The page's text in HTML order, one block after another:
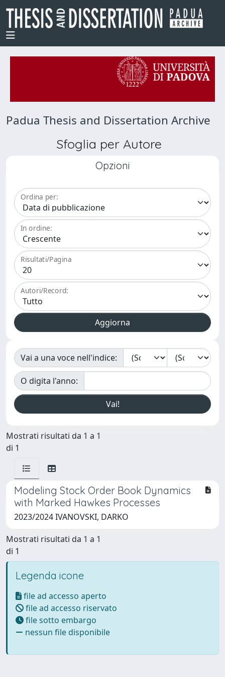
Padua Thesis and Dissertation Archive
Sfoglia per Autore
Opzioni
Ordina per:
In ordine:
Risultati/Pagina
Autori/Record:
Vai a una voce nell'indice:
O digita l'anno:
Mostrati risultati da 1 a 1
di 1
Modeling Stock Order Book Dynamics
with Marked Hawkes Processes
2023/2024 IVANOVSKI, DARKO
Mostrati risultati da 1 a 1
di 1
Legenda icone
file ad accesso aperto
file ad accesso riservato
file sotto embargo
nessun file disponibile